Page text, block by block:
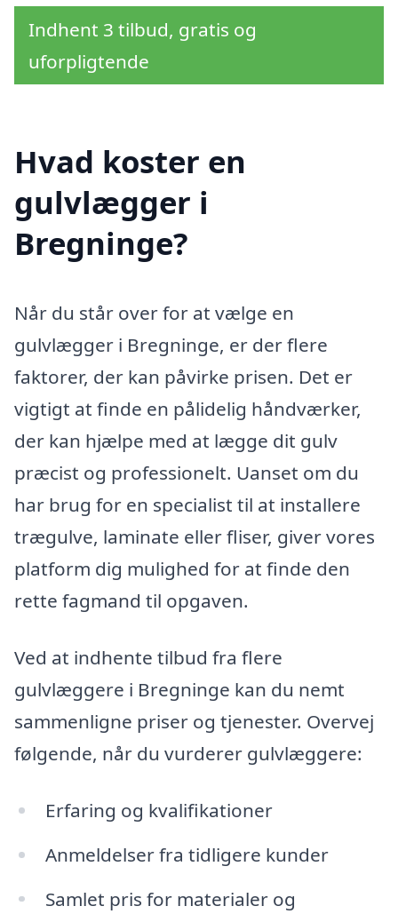
Indhent 3 tilbud, gratis og
uforpligtende
Hvad koster en
gulvlægger i
Bregninge?
Når du står over for at vælge en
gulvlægger i Bregninge, er der flere
faktorer, der kan påvirke prisen. Det er
vigtigt at finde en pålidelig håndværker,
der kan hjælpe med at lægge dit gulv
præcist og professionelt. Uanset om du
har brug for en specialist til at installere
trægulve, laminate eller fliser, giver vores
platform dig mulighed for at finde den
rette fagmand til opgaven.
Ved at indhente tilbud fra flere
gulvlæggere i Bregninge kan du nemt
sammenligne priser og tjenester. Overvej
følgende, når du vurderer gulvlæggere:
Erfaring og kvalifikationer
Anmeldelser fra tidligere kunder
Samlet pris for materialer og